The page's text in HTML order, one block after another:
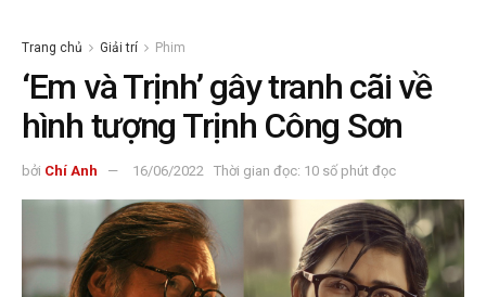
Trang chủ Giải trí Phim
‘Em và Trịnh’ gây tranh cãi về
hình tượng Trịnh Công Sơn
bởi Chí Anh 16/06/2022 Thời gian đọc: 10 số phút đọc